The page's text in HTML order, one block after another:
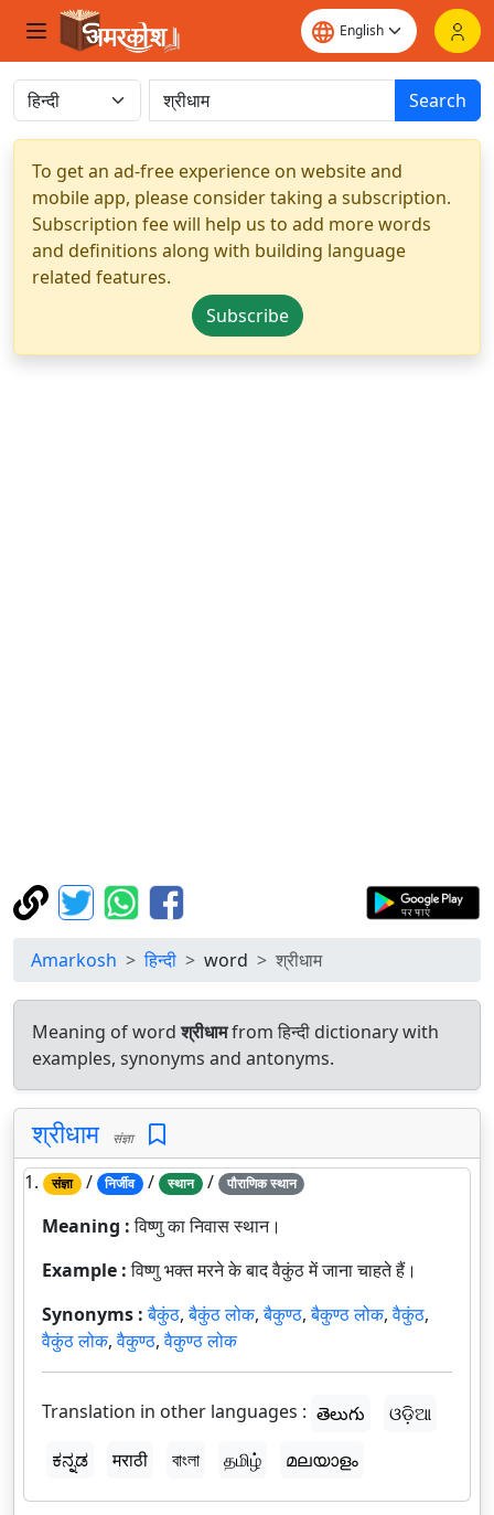
Search
To get an ad-free experience on website and
mobile app, please consider taking a subscription.
Subscription fee will help us to add more words
and definitions along with building language
related features.
Subscribe
Amarkosh हिन्दी word श्रीधाम
Meaning of wordश्रीधामfrom हिन्दी dictionary with
examples, synonyms and antonyms.
श्रीधाम संज्ञा
1. संज्ञा / निर्जीव / स्थान / पौराणिक स्थान
Meaning :विष्णु का निवास स्थान।
Example :विष्णु भक्त मरने के बाद वैकुंठ में जाना चाहते हैं।
Synonyms :बैकुंठ,बैकुंठ लोक,बैकुण्ठ,बैकुण्ठ लोक,वैकुंठ,
वैकुंठ लोक,वैकुण्ठ,वैकुण्ठ लोक
Translation in other languages : తెలుగు
ଓଡ଼ିଆ
ಕನ್ನಡ
मराठी বাংলা தமிழ் മലയാളം